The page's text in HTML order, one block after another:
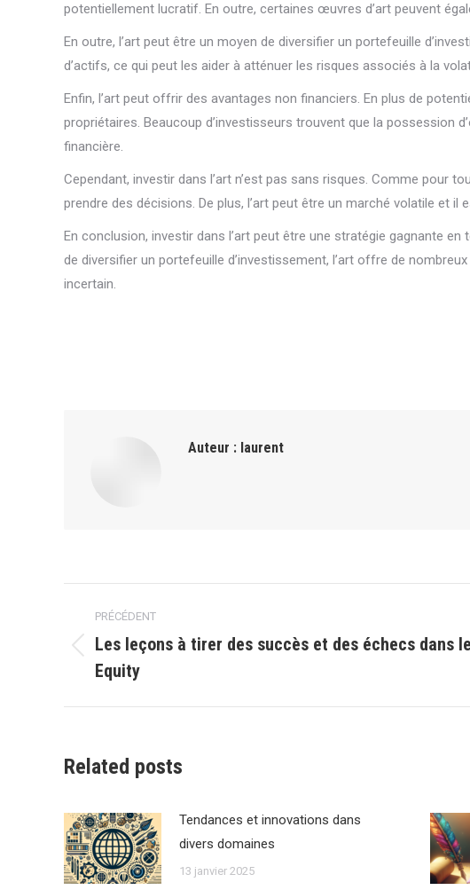
potentiellement lucratif. En outre, certaines œuvres d’art peuvent
En outre, l’art peut être un moyen de diversifier un portefeuille
d’actifs, ce qui peut les aider à atténuer les risques associés à la
Enfin, l’art peut offrir des avantages non financiers. En plus de
propriétaires. Beaucoup d’investisseurs trouvent que la possession
financière.
Cependant, investir dans l’art n’est pas sans risques. Comme
prendre des décisions. De plus, l’art peut être un marché volatile et
En conclusion, investir dans l’art peut être une stratégie gagnante
de diversifier un portefeuille d’investissement, l’art offre de
incertain.
Auteur : laurent
Navigation
article
PRÉCÉDENT
précédent
:
Les leçons à tirer des succès et des échecs dans
Equity
Related posts
Tendances et innovations dans
divers domaines
13 janvier 2025